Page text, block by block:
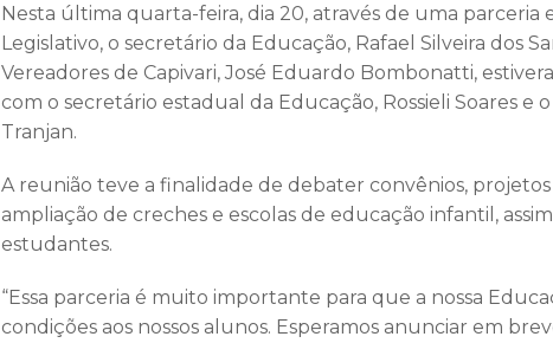
Nesta última quarta-feira, dia 20, através de uma parceria
Legislativo, o secretário da Educação, Rafael Silveira dos
Vereadores de Capivari, José Eduardo Bombonatti,
com o secretário estadual da Educação, Rossieli Soares e
Tranjan.
A reunião teve a finalidade de debater convênios,
ampliação de creches e escolas de educação infantil,
estudantes.
“Essa parceria é muito importante para que a nossa
condições aos nossos alunos. Esperamos anunciar em